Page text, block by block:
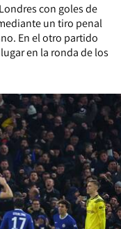
con goles de
un tiro penal
En el otro partido
en la ronda de los